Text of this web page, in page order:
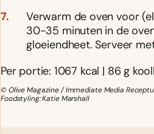
Verwarm de oven voor
30-35 minuten in de
gloeiendheet. Serveer
Per portie: 1067 kcal | 86 g
© Olive Magazine / Immediate Media
Foodstyling: Katie Marshall